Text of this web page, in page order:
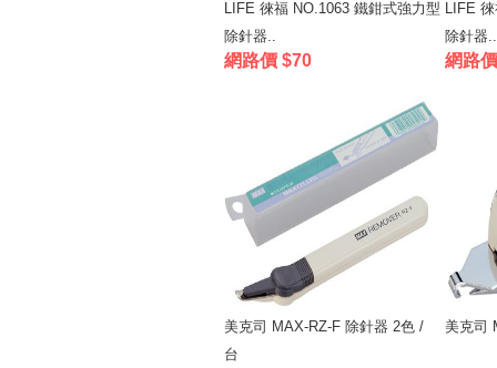
LIFE 徠福 NO.1063 鐵鉗式強力型
除針器..
網路價 $70
LIFE
除針器..
網路
美克司 MAX-RZ-F 除針器 2色 /
台
美克司